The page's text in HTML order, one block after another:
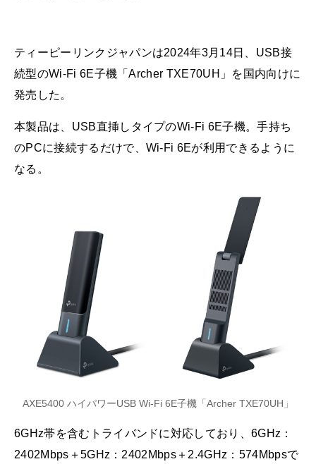
ティーピーリンクジャパンは2024年3月14日、USB接
続型のWi-Fi 6E子機「Archer TXE70UH」を国内向けに
発売した。
本製品は、USB直挿しタイプのWi-Fi 6E子機。手持ち
のPCに接続するだけで、Wi-Fi 6Eが利用できるように
なる。
AXE5400 ハイパワーUSB Wi-Fi 6E子機「Archer TXE70UH」
6GHz帯を含むトライバンドに対応しており、6GHz：
2402Mbps＋5GHz：2402Mbps＋2.4GHz：574Mbpsで